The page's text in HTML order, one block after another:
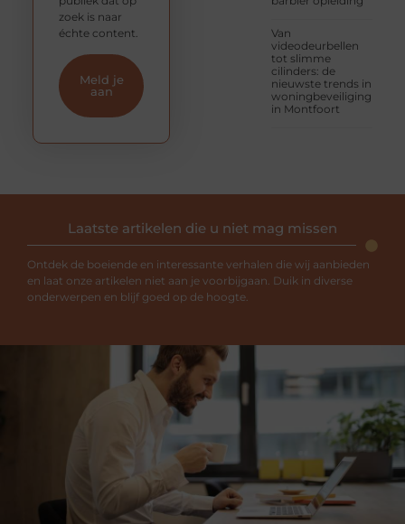
Van
videodeurbellen
tot slimme
cilinders: de
nieuwste trends in
woningbeveiliging
in Montfoort
zoek is naar
échte content.
Meld je
aan
Laatste artikelen die u niet mag missen
Ontdek de boeiende en interessante verhalen die wij aanbieden
en laat onze artikelen niet aan je voorbijgaan. Duik in diverse
onderwerpen en blijf goed op de hoogte.